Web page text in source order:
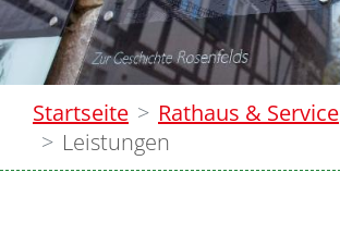
Startseite
Rathaus & Service
Leistungen